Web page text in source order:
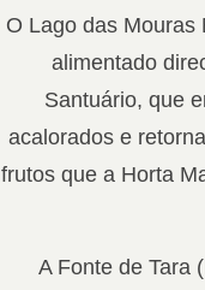
O Lago das Mouras
alimentado
Santuário, que
acalorados e
frutos que a Horta
A Fonte de Tara